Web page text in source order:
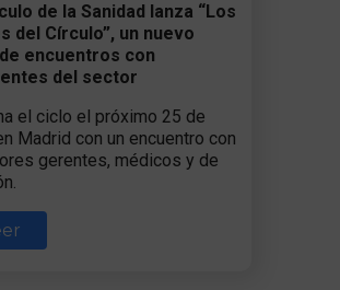
de la Sanidad lanza “Los
del Círculo”, un nuevo
encuentros con
del sector
el ciclo el próximo 25 de
Madrid con un encuentro con
gerentes, médicos y de